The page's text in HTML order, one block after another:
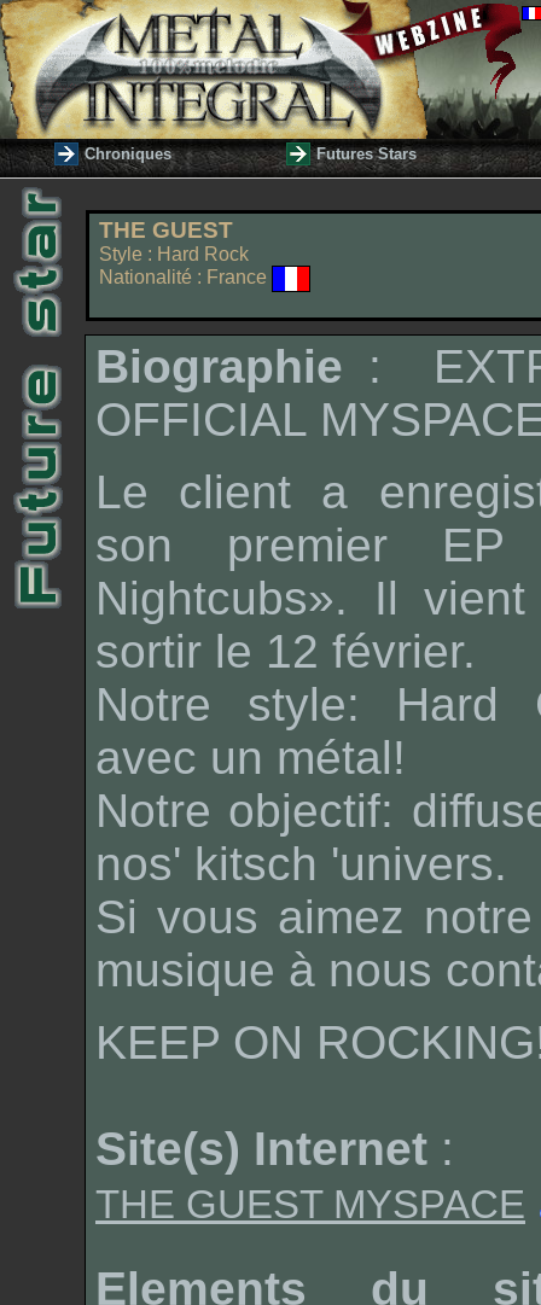
Chroniques Futures Stars
THE GUEST
Style : Hard Rock
Nationalité : France
Biographie :
OFFICIAL
Le client a
son premier EP
Nightcubs». Il
sortir le 12 février.
Notre style: Hard
avec un métal!
Notre objectif:
nos' kitsch 'univers.
Si vous aimez
musique à nous
KEEP ON
Site(s) Internet :
THE GUEST MYSPACE
Elements du